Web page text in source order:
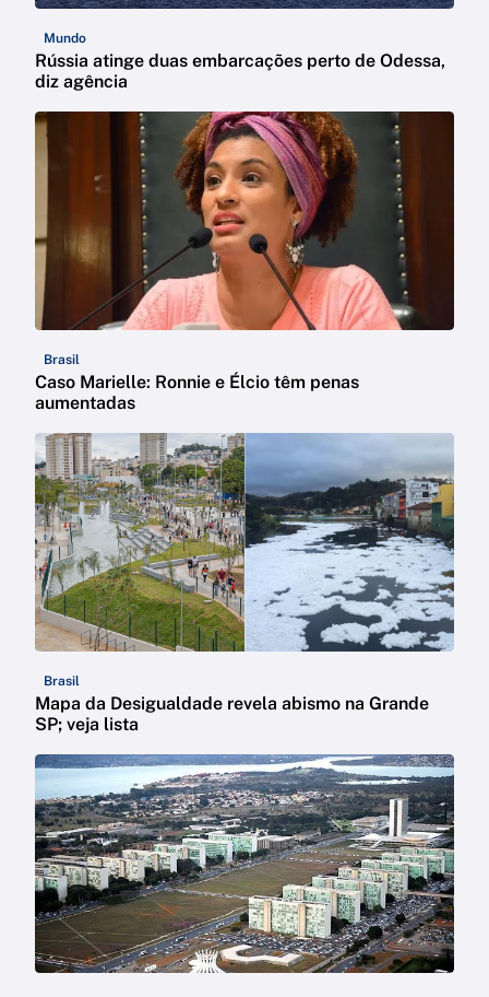
Mundo
Rússia atinge duas embarcações perto de Odessa,
diz agência
Brasil
Caso Marielle: Ronnie e Élcio têm penas
aumentadas
Brasil
Mapa da Desigualdade revela abismo na Grande
SP; veja lista